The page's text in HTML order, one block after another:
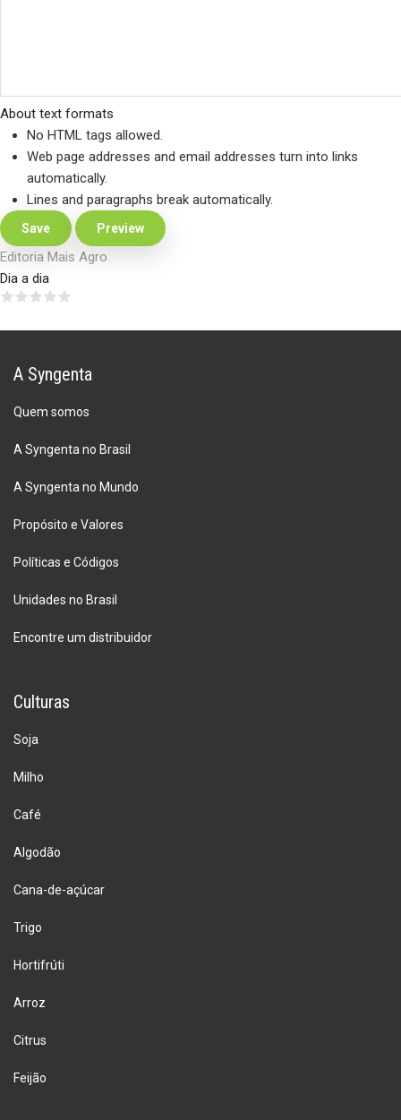
About text formats
No HTML tags allowed.
Web page addresses and email addresses turn into links
automatically.
Lines and paragraphs break automatically.
Editoria Mais Agro
Dia a dia
A Syngenta
Quem somos
A Syngenta no Brasil
A Syngenta no Mundo
Propósito e Valores
Políticas e Códigos
Unidades no Brasil
Encontre um distribuidor
Culturas
Soja
Milho
Café
Algodão
Cana-de-açúcar
Trigo
Hortifrúti
Arroz
Citrus
Feijão